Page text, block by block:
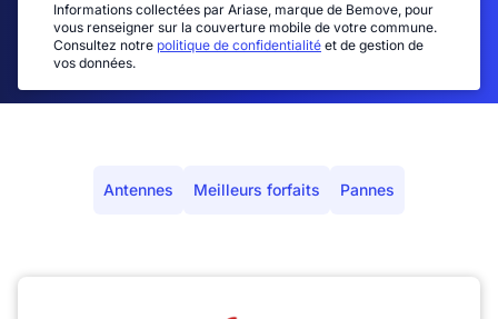
Informations collectées par Ariase, marque de Bemove, pour
vous renseigner sur la couverture mobile de votre commune.
Consultez notre politique de confidentialité et de gestion de
vos données.
Antennes Meilleurs forfaits Pannes